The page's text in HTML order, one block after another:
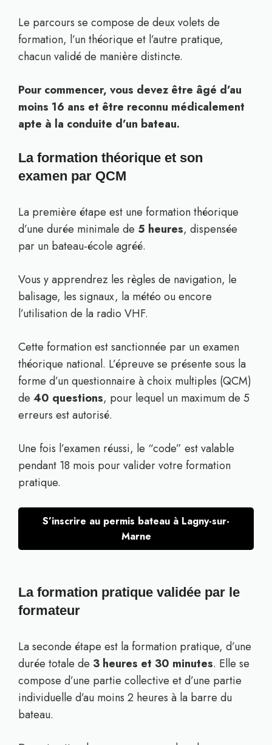
Le parcours se compose de deux volets de
formation, l’un théorique et l’autre pratique,
chacun validé de manière distincte.
Pour commencer, vous devez être âgé d’au
moins 16 ans et être reconnu médicalement
apte à la conduite d’un bateau.
La formation théorique et son
examen par QCM
La première étape est une formation théorique
d’une durée minimale de 5 heures, dispensée
par un bateau-école agréé.
Vous y apprendrez les règles de navigation, le
balisage, les signaux, la météo ou encore
l’utilisation de la radio VHF.
Cette formation est sanctionnée par un examen
théorique national. L’épreuve se présente sous la
forme d’un questionnaire à choix multiples (QCM)
de 40 questions, pour lequel un maximum de 5
erreurs est autorisé.
Une fois l’examen réussi, le “code” est valable
pendant 18 mois pour valider votre formation
pratique.
S’inscrire au permis bateau à Lagny-sur-
Marne
La formation pratique validée par le
formateur
La seconde étape est la formation pratique, d’une
durée totale de 3 heures et 30 minutes. Elle se
compose d’une partie collective et d’une partie
individuelle d’au moins 2 heures à la barre du
bateau.